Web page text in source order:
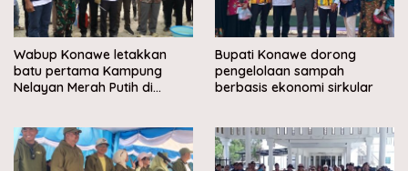
Wabup Konawe letakkan
batu pertama Kampung
Nelayan Merah Putih di
Bupati Konawe dorong
pengelolaan sampah
berbasis ekonomi sirkular